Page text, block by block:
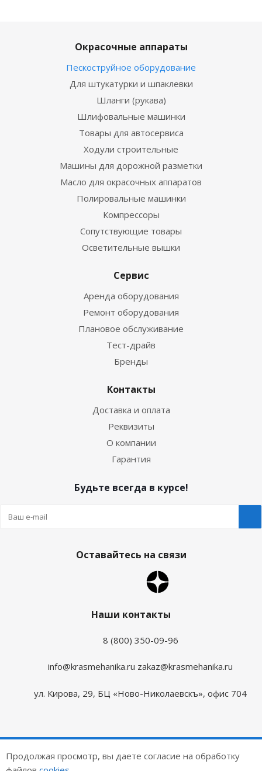
Окрасочные аппараты
Пескоструйное оборудование
Для штукатурки и шпаклевки
Шланги (рукава)
Шлифовальные машинки
Товары для автосервиса
Ходули строительные
Машины для дорожной разметки
Масло для окрасочных аппаратов
Полировальные машинки
Компрессоры
Сопутствующие товары
Осветительные вышки
Сервис
Аренда оборудования
Ремонт оборудования
Плановое обслуживание
Тест-драйв
Бренды
Контакты
Доставка и оплата
Реквизиты
О компании
Гарантия
Будьте всегда в курсе!
Оставайтесь на связи
Наши контакты
8 (800) 350-09-96
info@krasmehanika.ru zakaz@krasmehanika.ru
ул. Кирова, 29, БЦ «Ново-Николаевскъ», офис 704
2026 © Красмеханика
Цены на сайте не являются публичной офертой
Продолжая просмотр, вы даете согласие на обработку